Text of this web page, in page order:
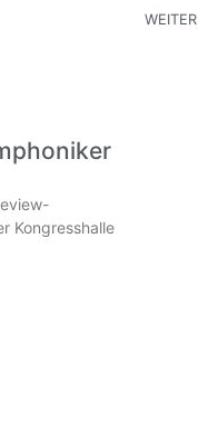
WEITER
Kongresshalle